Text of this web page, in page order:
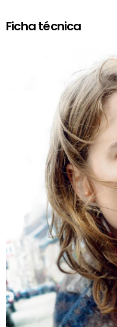
Ficha técnica